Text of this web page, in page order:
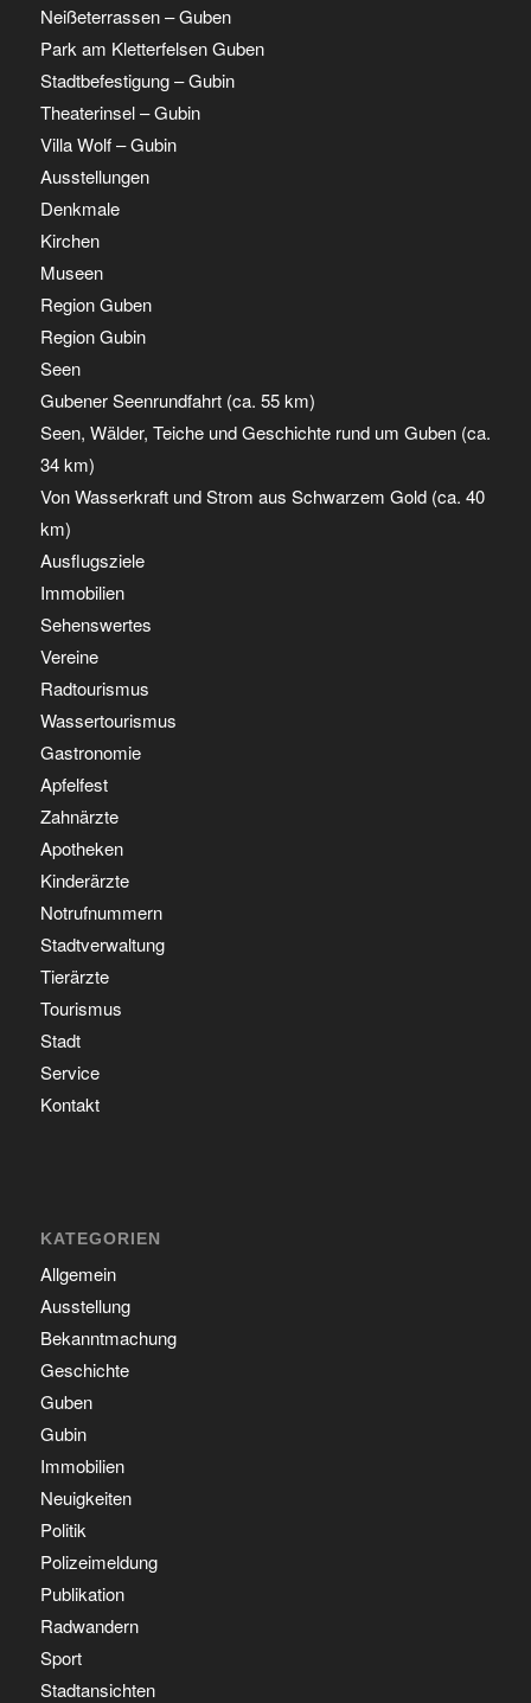
Neißeterrassen – Guben
Park am Kletterfelsen Guben
Stadtbefestigung – Gubin
Theaterinsel – Gubin
Villa Wolf – Gubin
Ausstellungen
Denkmale
Kirchen
Museen
Region Guben
Region Gubin
Seen
Gubener Seenrundfahrt (ca. 55 km)
Seen, Wälder, Teiche und Geschichte rund um Guben (ca.
34 km)
Von Wasserkraft und Strom aus Schwarzem Gold (ca. 40
km)
Ausflugsziele
Immobilien
Sehenswertes
Vereine
Radtourismus
Wassertourismus
Gastronomie
Apfelfest
Zahnärzte
Apotheken
Kinderärzte
Notrufnummern
Stadtverwaltung
Tierärzte
Tourismus
Stadt
Service
Kontakt
KATEGORIEN
Allgemein
Ausstellung
Bekanntmachung
Geschichte
Guben
Gubin
Immobilien
Neuigkeiten
Politik
Polizeimeldung
Publikation
Radwandern
Sport
Stadtansichten